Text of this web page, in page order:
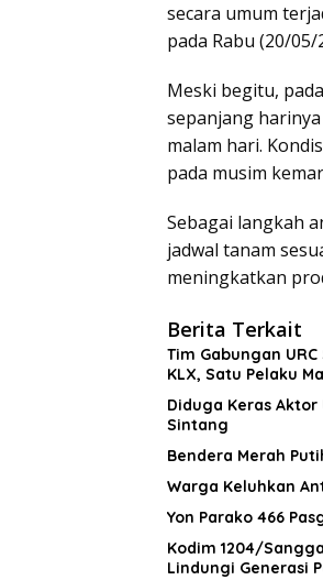
secara umum
pada Rabu (20/05/
Meski begitu,
sepanjang
malam hari.
pada musim
Sebagai langkah
jadwal tanam
meningkatkan
Berita Terkait
Tim Gabungan
KLX, Satu Pelaku
Diduga Keras
Sintang
Bendera Merah
Warga Keluhkan
Yon Parako 466
Kodim 1204/
Lindungi Generasi